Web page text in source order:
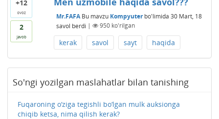
+12
ovoz
2
javob
Mr.FAFA Bu mavzu Kompyuterbo'limida 30 Mart, 18
savol berdi | 950ko'rilgan
kerak savol sayt haqida
So'ngi yozilgan maslahatlar bilan tanishing
Fuqaroning o‘ziga tegishli bo‘lgan mulk auksionga
chiqib ketsa, nima qilish kerak?